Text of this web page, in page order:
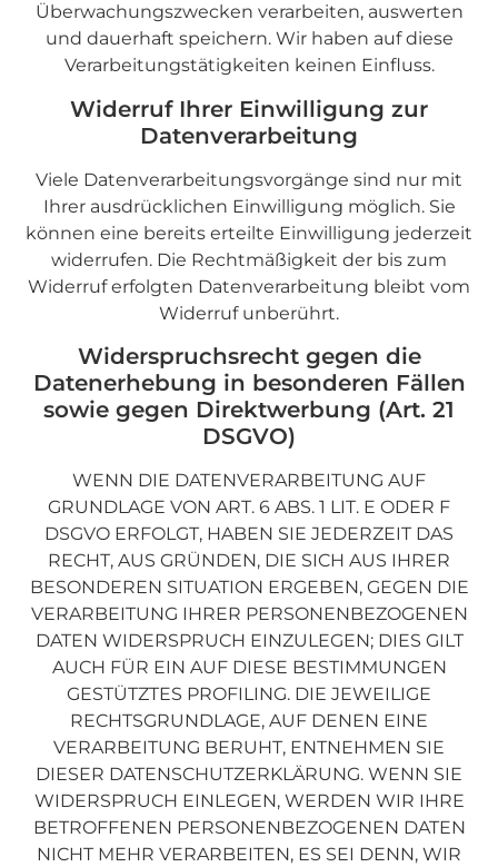
Überwachungszwecken verarbeiten, auswerten
und dauerhaft speichern. Wir haben auf diese
Verarbeitungstätigkeiten keinen Einfluss.
Widerruf Ihrer Einwilligung zur
Datenverarbeitung
Viele Datenverarbeitungsvorgänge sind nur mit
Ihrer ausdrücklichen Einwilligung möglich. Sie
können eine bereits erteilte Einwilligung jederzeit
widerrufen. Die Rechtmäßigkeit der bis zum
Widerruf erfolgten Datenverarbeitung bleibt vom
Widerruf unberührt.
Widerspruchsrecht gegen die
Datenerhebung in besonderen Fällen
sowie gegen Direktwerbung (Art. 21
DSGVO)
WENN DIE DATENVERARBEITUNG AUF
GRUNDLAGE VON ART. 6 ABS. 1 LIT. E ODER F
DSGVO ERFOLGT, HABEN SIE JEDERZEIT DAS
RECHT, AUS GRÜNDEN, DIE SICH AUS IHRER
BESONDEREN SITUATION ERGEBEN, GEGEN DIE
VERARBEITUNG IHRER PERSONENBEZOGENEN
DATEN WIDERSPRUCH EINZULEGEN; DIES GILT
AUCH FÜR EIN AUF DIESE BESTIMMUNGEN
GESTÜTZTES PROFILING. DIE JEWEILIGE
RECHTSGRUNDLAGE, AUF DENEN EINE
VERARBEITUNG BERUHT, ENTNEHMEN SIE
DIESER DATENSCHUTZERKLÄRUNG. WENN SIE
WIDERSPRUCH EINLEGEN, WERDEN WIR IHRE
BETROFFENEN PERSONENBEZOGENEN DATEN
NICHT MEHR VERARBEITEN, ES SEI DENN, WIR